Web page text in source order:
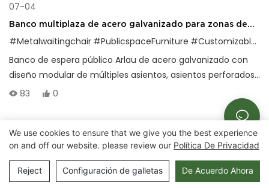
07-04
Banco multiplaza de acero galvanizado para zonas de
espera públicas
#Metalwaitingchair #PublicspaceFurniture #CustomizableBenches
Banco de espera público Arlau de acero galvanizado con
diseño modular de múltiples asientos, asientos perforados
y revestimiento resistente a la intemperie para
83 0
Derechos de autor © 2025 Chongqing Arlau Civic
Equipment Manufacturing Co., Ltd. | Mapa del sitio
We use cookies to ensure that we give you the best experience
on and off our website. please review our Política De Privacidad
Reject Configuración de galletas De Acuerdo Ahora